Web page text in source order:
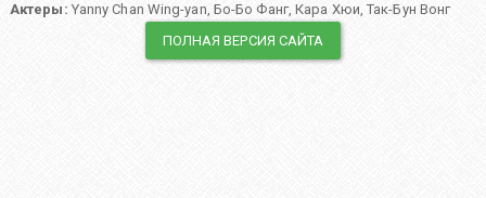
Актеры: Yanny Chan Wing-yan, Бо-Бо Фанг,Кара Хюи,Так-Бун Вонг
ПОЛНАЯ ВЕРСИЯ САЙТА